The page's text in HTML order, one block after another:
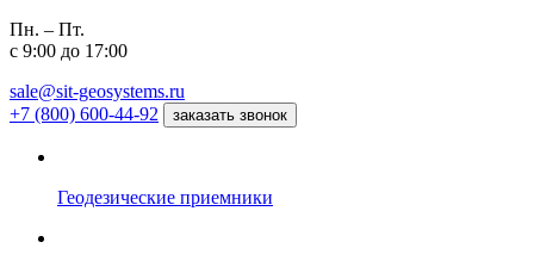
Пн. – Пт.
с 9:00 до 17:00
sale@sit-geosystems.ru
+7 (800) 600-44-92
заказать звонок
Геодезические приемники